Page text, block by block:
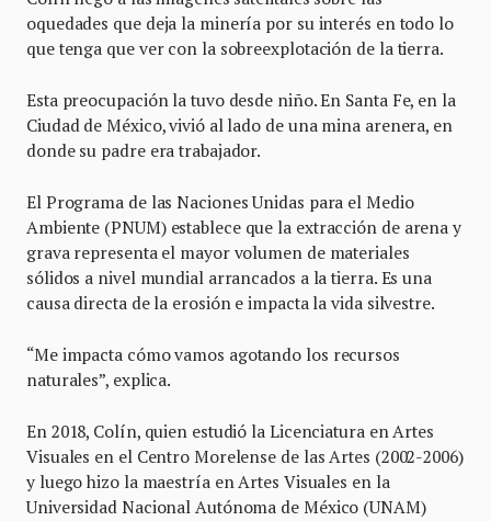
oquedades que deja la minería por su interés en todo lo
que tenga que ver con la sobreexplotación de la tierra.
Esta preocupación la tuvo desde niño. En Santa Fe, en la
Ciudad de México, vivió al lado de una mina arenera, en
donde su padre era trabajador.
El Programa de las Naciones Unidas para el Medio
Ambiente (PNUM) establece que la extracción de arena y
grava representa el mayor volumen de materiales
sólidos a nivel mundial arrancados a la tierra. Es una
causa directa de la erosión e impacta la vida silvestre.
“Me impacta cómo vamos agotando los recursos
naturales”, explica.
En 2018, Colín, quien estudió la Licenciatura en Artes
Visuales en el Centro Morelense de las Artes (2002-2006)
y luego hizo la maestría en Artes Visuales en la
Universidad Nacional Autónoma de México (UNAM)